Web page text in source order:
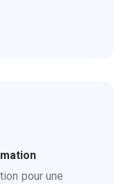
pour une